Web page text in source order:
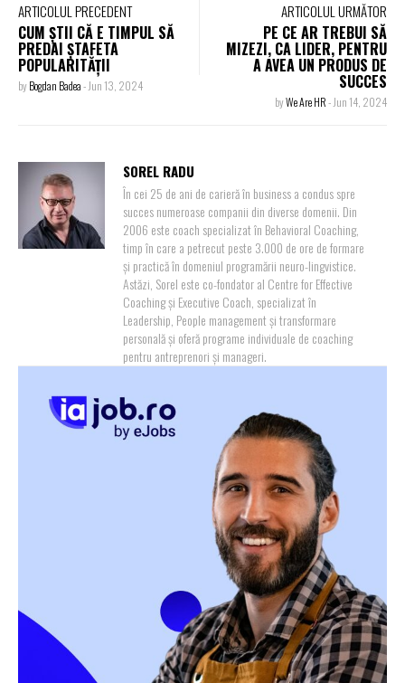
ARTICOLUL PRECEDENT
CUM ȘTII CĂ E TIMPUL SĂ
PREDAI ȘTAFETA
POPULARITĂȚII
byBogdan Badea-Jun 13, 2024
ARTICOLUL URMĂTOR
PE CE AR TREBUI SĂ
MIZEZI, CA LIDER, PENTRU
A AVEA UN PRODUS DE
SUCCES
byWe Are HR-Jun 14, 2024
SOREL RADU
În cei 25 de ani de carieră în business a condus spre
succes numeroase companii din diverse domenii. Din
2006 este coach specializat în Behavioral Coaching,
timp în care a petrecut peste 3.000 de ore de formare
și practică în domeniul programării neuro-lingvistice.
Astăzi, Sorel este co-fondator al Centre for Effective
Coaching și Executive Coach, specializat în
Leadership, People management și transformare
personală și oferă programe individuale de coaching
pentru antreprenori și manageri.